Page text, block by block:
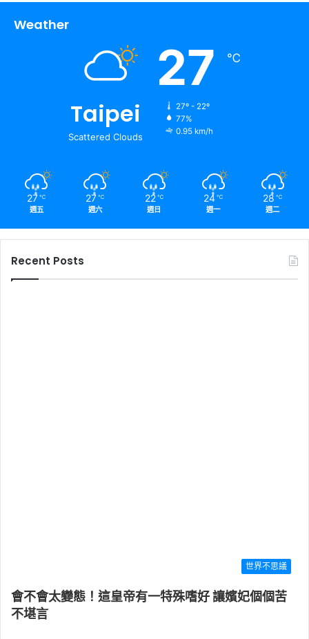
Weather
Taipei
Scattered Clouds
27 ℃
27º - 22º
77%
0.95 km/h
27 ℃
週五
27 ℃
週六
22 ℃
週日
24 ℃
週一
28 ℃
週二
Recent Posts
世界不思議
會不會太變態！這皇帝有一特殊嗜好 讓嬪妃個個苦
不堪言